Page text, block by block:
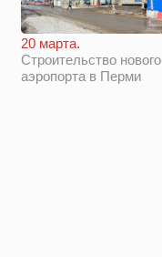
20 марта.
Строительство нового
аэропорта в Перми